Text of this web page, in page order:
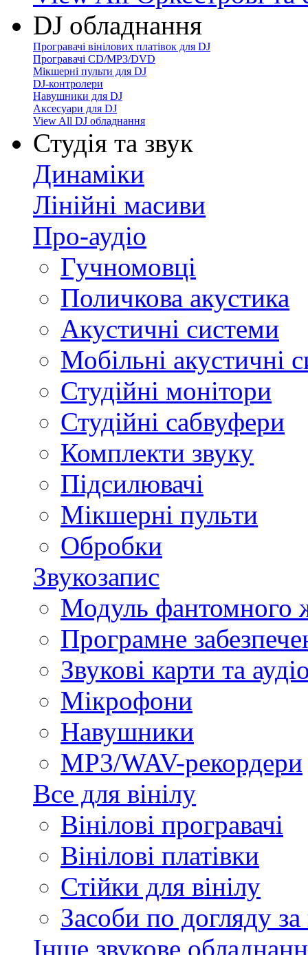
DJ обладнання
Програвачі вінілових платівок для DJ
Програвачі CD/MP3/DVD
Мікшерні пульти для DJ
DJ-контролери
Навушники для DJ
Аксесуари для DJ
View All DJ обладнання
Студія та звук
Динаміки
Лінійні масиви
Про-аудіо
Гучномовці
Поличкова акустика
Акустичні системи
Мобільні акустичні
Студійні монітори
Студійні сабвуфери
Комплекти звуку
Підсилювачі
Мікшерні пульти
Обробки
Звукозапис
Модуль фантомного
Програмне
Звукові карти та
Мікрофони
Навушники
MP3/WAV-рекордери
Все для вінілу
Вінілові програвачі
Вінілові платівки
Стійки для вінілу
Засоби по догляду за
Інше звукове